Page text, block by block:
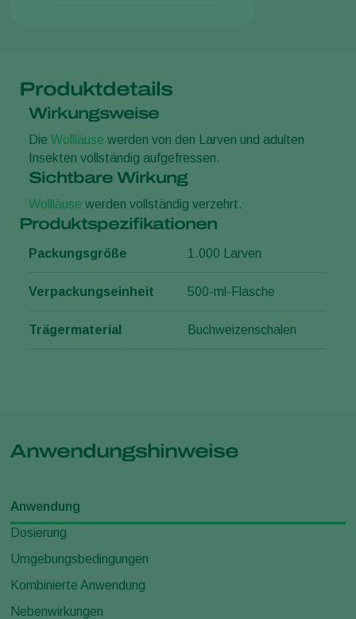
Produktdetails
Wirkungsweise
Die Wollläuse werden von den Larven und adulten
Insekten vollständig aufgefressen.
Sichtbare Wirkung
Wollläuse werden vollständig verzehrt.
Produktspezifikationen
Packungsgröße 1.000 Larven
Verpackungseinheit 500-ml-Flasche
Trägermaterial Buchweizenschalen
Anwendungshinweise
Anwendung
Dosierung
Umgebungsbedingungen
Kombinierte Anwendung
Nebenwirkungen